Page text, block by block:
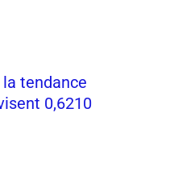
tendance
0,6210